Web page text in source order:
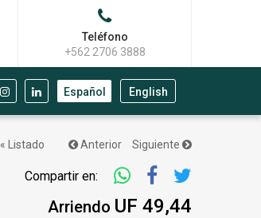
Teléfono
+562 2706 3888
Español English
« Listado Anterior Siguiente
Compartir en:
Arriendo UF 49,44